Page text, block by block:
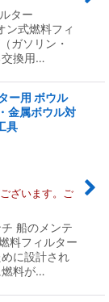
ター
ン式燃料フィ
ガソリン・
交換用…
ー用 ボウル
金属ボウル対
具
ざいます。ご
船のメンテ
料フィルター
に設計され
燃料が…